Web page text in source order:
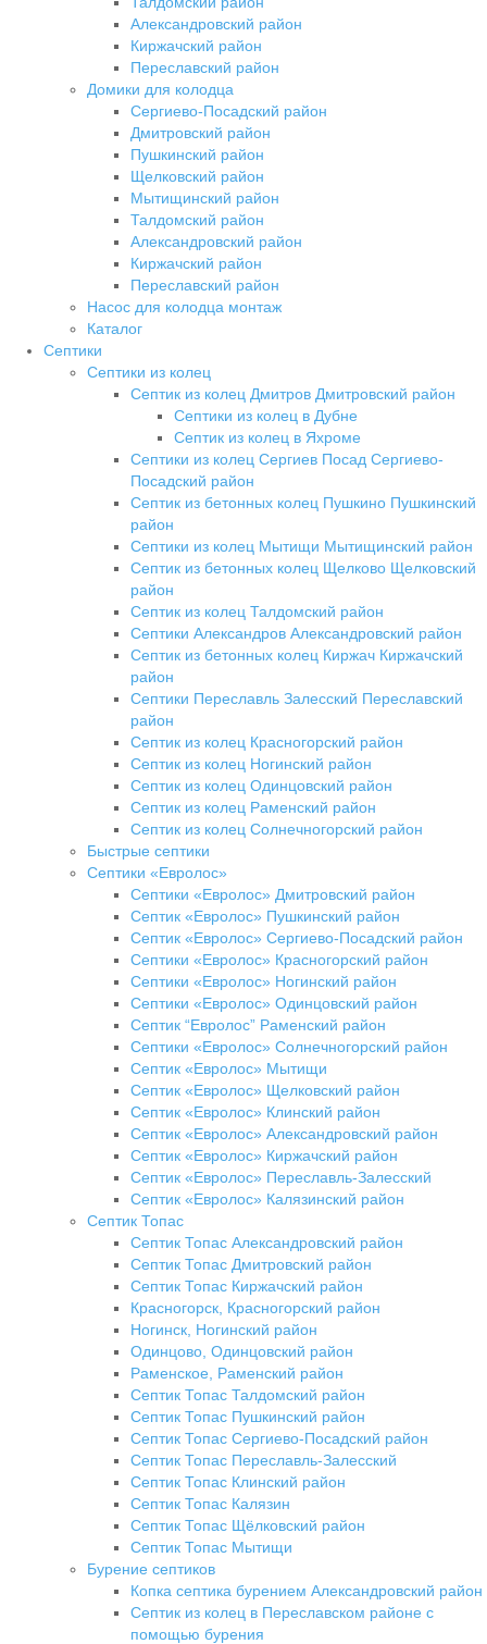
Александровский район
Киржачский район
Переславский район
Домики для колодца
Сергиево-Посадский район
Дмитровский район
Пушкинский район
Щелковский район
Мытищинский район
Талдомский район
Александровский район
Киржачский район
Переславский район
Насос для колодца монтаж
Каталог
Септики
Септики из колец
Септик из колец Дмитров Дмитровский район
Септики из колец в Дубне
Септик из колец в Яхроме
Септики из колец Сергиев Посад Сергиево-
Посадский район
Септик из бетонных колец Пушкино Пушкинский
район
Септики из колец Мытищи Мытищинский район
Септик из бетонных колец Щелково Щелковский
район
Септик из колец Талдомский район
Септики Александров Александровский район
Септик из бетонных колец Киржач Киржачский
район
Септики Переславль Залесский Переславский
район
Септик из колец Красногорский район
Септик из колец Ногинский район
Септик из колец Одинцовский район
Септик из колец Раменский район
Септик из колец Солнечногорский район
Быстрые септики
Септики «Евролос»
Септики «Евролос» Дмитровский район
Септик «Евролос» Пушкинский район
Септик «Евролос» Сергиево-Посадский район
Септики «Евролос» Красногорский район
Септики «Евролос» Ногинский район
Септики «Евролос» Одинцовский район
Септик “Евролос” Раменский район
Септики «Евролос» Солнечногорский район
Септик «Евролос» Мытищи
Септик «Евролос» Щелковский район
Септик «Евролос» Клинский район
Септик «Евролос» Александровский район
Септик «Евролос» Киржачский район
Септик «Евролос» Переславль-Залесский
Септик «Евролос» Калязинский район
Септик Топас
Септик Топас Александровский район
Септик Топас Дмитровский район
Септик Топас Киржачский район
Красногорск, Красногорский район
Ногинск, Ногинский район
Одинцово, Одинцовский район
Раменское, Раменский район
Септик Топас Талдомский район
Септик Топас Пушкинский район
Септик Топас Сергиево-Посадский район
Септик Топас Переславль-Залесский
Септик Топас Клинский район
Септик Топас Калязин
Септик Топас Щёлковский район
Септик Топас Мытищи
Бурение септиков
Копка септика бурением Александровский район
Септик из колец в Переславском районе с
помощью бурения